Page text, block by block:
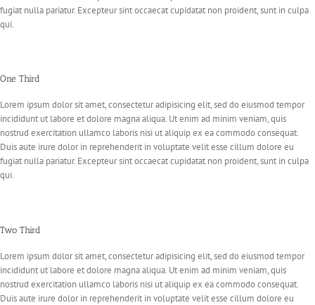
fugiat nulla pariatur. Excepteur sint occaecat cupidatat non proident, sunt in culpa
qui.
One Third
Lorem ipsum dolor sit amet, consectetur adipisicing elit, sed do eiusmod tempor
incididunt ut labore et dolore magna aliqua. Ut enim ad minim veniam, quis
nostrud exercitation ullamco laboris nisi ut aliquip ex ea commodo consequat.
Duis aute irure dolor in reprehenderit in voluptate velit esse cillum dolore eu
fugiat nulla pariatur. Excepteur sint occaecat cupidatat non proident, sunt in culpa
qui.
Two Third
Lorem ipsum dolor sit amet, consectetur adipisicing elit, sed do eiusmod tempor
incididunt ut labore et dolore magna aliqua. Ut enim ad minim veniam, quis
nostrud exercitation ullamco laboris nisi ut aliquip ex ea commodo consequat.
Duis aute irure dolor in reprehenderit in voluptate velit esse cillum dolore eu